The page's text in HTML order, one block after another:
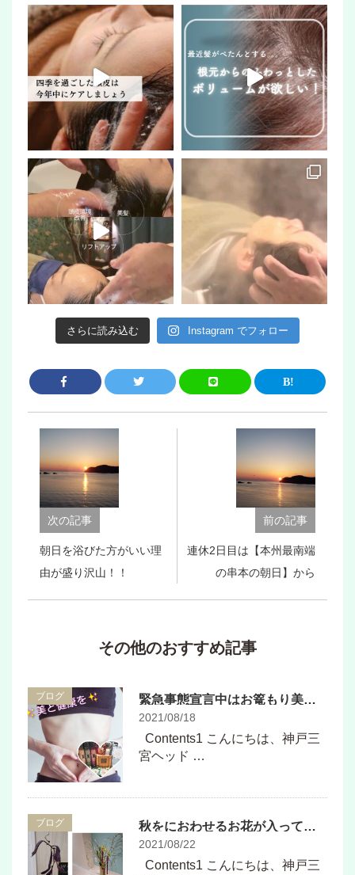
さらに読み込む Instagram でフォロー
次の記事
朝日を浴びた方がいい理
由が盛り沢山！！
前の記事
連休2日目は【本州最南端
の串本の朝日】から
その他のおすすめ記事
ブログ 緊急事態宣言中はお篭もり美容【ユメカナファスティング】で自分と向き合ってみませんか？？
2021/08/18
Contents1 こんにちは、神戸三
宮ヘッド …
ブログ 秋をにおわせるお花が入ってきました♪
2021/08/22
Contents1 こんにちは、神戸三